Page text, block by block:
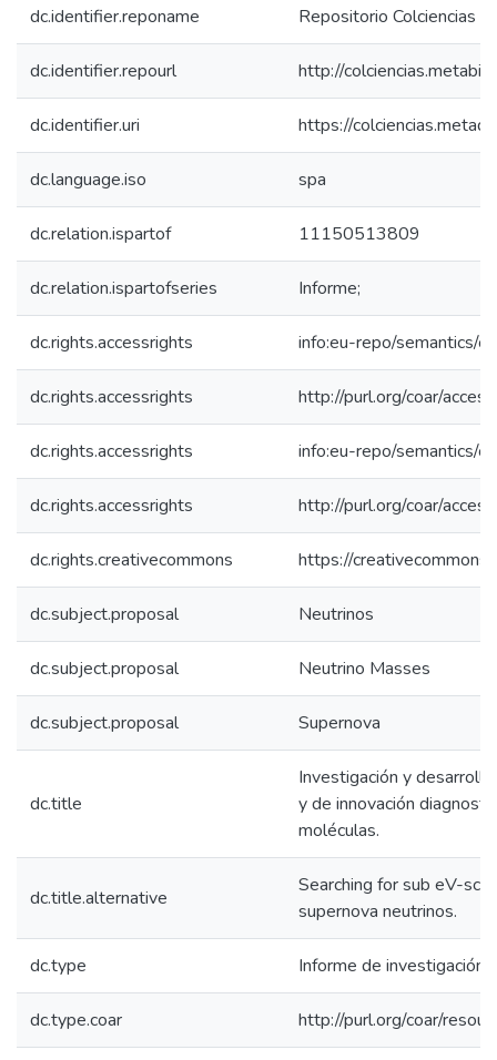
dc.identifier.reponame Repositorio Colciencias
dc.identifier.repourl http://
dc.identifier.uri https://
dc.language.iso spa
dc.relation.ispartof 11150513809
dc.relation.ispartofseries Informe;
dc.rights.accessrights info:eu-repo/semantics/
dc.rights.accessrights http://purl.org/coar/
dc.rights.accessrights info:eu-repo/semantics/
dc.rights.accessrights http://purl.org/coar/
dc.rights.creativecommons https://
dc.subject.proposal Neutrinos
dc.subject.proposal Neutrino Masses
dc.subject.proposal Supernova
dc.title
Investigación y
y de innovación
moléculas.
dc.title.alternative
Searching for sub eV-
supernova neutrinos.
dc.type Informe de investigación
dc.type.coar http://purl.org/coar/